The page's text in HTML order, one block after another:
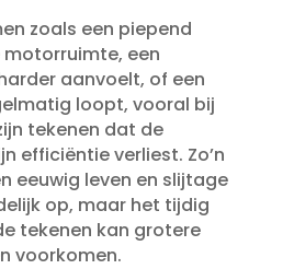
zoals een piepend
een
aanvoelt, of een
loopt, vooral bij
tekenen dat de
efficiëntie verliest.​ Zo’n
eeuwig leven en slijtage
op, maar het tijdig
tekenen kan grotere
voorkomen.​